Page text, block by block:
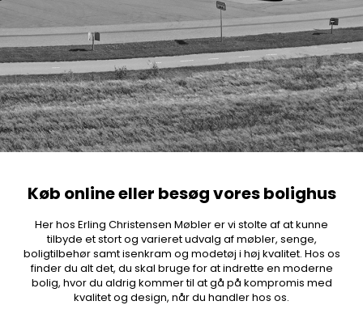
Køb online eller besøg vores bolighus
Her hos Erling Christensen Møbler er vi stolte af at kunne
tilbyde et stort og varieret udvalg af møbler, senge,
boligtilbehør samt isenkram og modetøj i høj kvalitet. Hos os
finder du alt det, du skal bruge for at indrette en moderne
bolig, hvor du aldrig kommer til at gå på kompromis med
kvalitet og design, når du handler hos os.